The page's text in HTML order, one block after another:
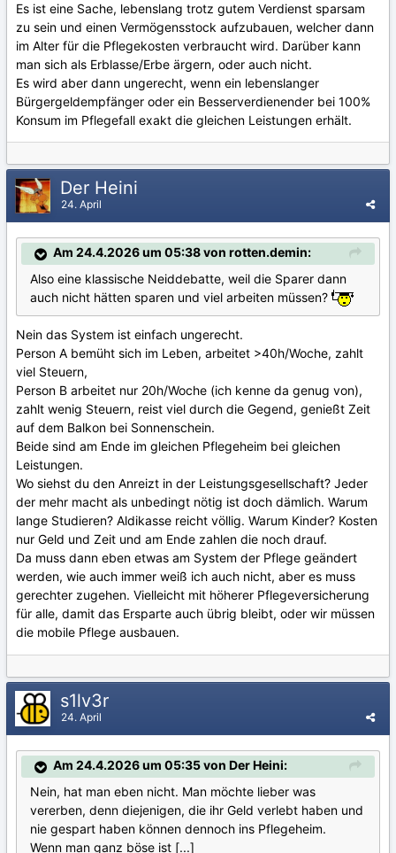
Es ist eine Sache, lebenslang trotz gutem Verdienst sparsam
zu sein und einen Vermögensstock aufzubauen, welcher dann
im Alter für die Pflegekosten verbraucht wird. Darüber kann
man sich als Erblasse/Erbe ärgern, oder auch nicht.
Es wird aber dann ungerecht, wenn ein lebenslanger
Bürgergeldempfänger oder ein Besserverdienender bei 100%
Konsum im Pflegefall exakt die gleichen Leistungen erhält.
Der Heini
24. April
Am 24.4.2026 um 05:38 von rotten.demin:
Also eine klassische Neiddebatte, weil die Sparer dann
auch nicht hätten sparen und viel arbeiten müssen?
Nein das System ist einfach ungerecht.
Person A bemüht sich im Leben, arbeitet >40h/Woche, zahlt
viel Steuern,
Person B arbeitet nur 20h/Woche (ich kenne da genug von),
zahlt wenig Steuern, reist viel durch die Gegend, genießt Zeit
auf dem Balkon bei Sonnenschein.
Beide sind am Ende im gleichen Pflegeheim bei gleichen
Leistungen.
Wo siehst du den Anreizt in der Leistungsgesellschaft? Jeder
der mehr macht als unbedingt nötig ist doch dämlich. Warum
lange Studieren? Aldikasse reicht völlig. Warum Kinder? Kosten
nur Geld und Zeit und am Ende zahlen die noch drauf.
Da muss dann eben etwas am System der Pflege geändert
werden, wie auch immer weiß ich auch nicht, aber es muss
gerechter zugehen. Vielleicht mit höherer Pflegeversicherung
für alle, damit das Ersparte auch übrig bleibt, oder wir müssen
die mobile Pflege ausbauen.
s1lv3r
24. April
Am 24.4.2026 um 05:35 von Der Heini:
Nein, hat man eben nicht. Man möchte lieber was
vererben, denn diejenigen, die ihr Geld verlebt haben und
nie gespart haben können dennoch ins Pflegeheim.
Wenn man ganz böse ist [...]